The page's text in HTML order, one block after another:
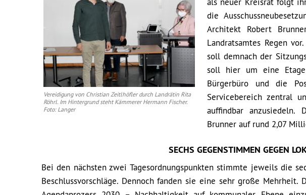
Vereidigung von Christian Zeitlhöfler durch Landrätin Rita
Röhrl. Im Hintergrund steht Kämmerer Hermann Fischer.
Foto: Langer
die
Architekt Robert
Landratsamtes Regen
soll demnach der
soll hier um eine
Bürgerbüro und die
Servicebereich zentral
auffindbar anzusiedeln.
Brunner auf rund 2,07
SECHS GEGENSTIMMEN GEGEN
Bei den nächsten zwei Tagesordnungspunkten stimmte jeweils die
Beschlussvorschläge. Dennoch fanden sie eine sehr große